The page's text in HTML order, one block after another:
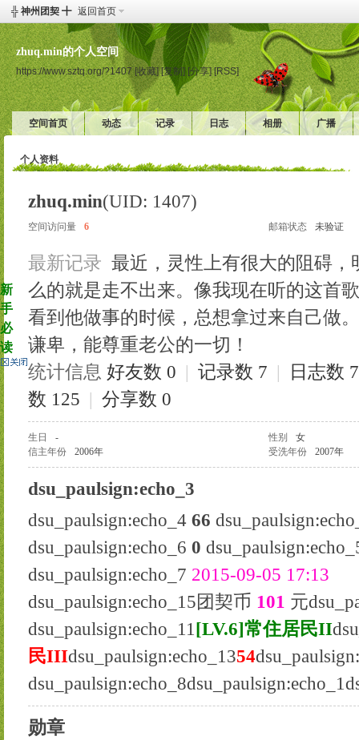
╬ 神州团契 ╋ 返回首页
zhuq.min的个人空间
https://www.sztq.org/?1407 [收藏] [复制] [分享] [RSS]
空间首页 动态 记录 日志 相册 广播
个人资料
zhuq.min(UID: 1407)
空间访问量 6 邮箱状态 未验证
最新记录 最近，灵性上有很大的阻碍
么的就是走不出来。像我现在听的这首
看到他做事的时候，总想拿过来自己做
谦卑，能尊重老公的一切！
统计信息 好友数 0 | 记录数 7 |
日志数 7
数 125 | 分享数 0
生日 - 性别
女
信主年份
2006年 受洗年份 2007年
dsu_paulsign:echo_3
dsu_paulsign:echo_4 66
dsu_paulsign:echo_6 0
dsu_paulsign:echo_7 2015-09-05 17:13
dsu_paulsign:echo_15团契币 101 元
dsu_paulsign:echo_11[LV.6]常住居民II
民IIIdsu_paulsign:echo_1354
dsu_paulsign:echo_8dsu_paulsign:echo_1
勋章
新
手
必
读